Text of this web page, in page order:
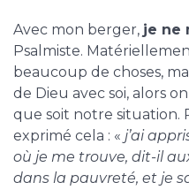
Avec mon berger, je ne
Psalmiste.
beaucoup de choses,
de Dieu avec soi, alors
que soit notre situation.
exprimé cela : « j’ai
où je me trouve, dit-il
dans la pauvreté, et je